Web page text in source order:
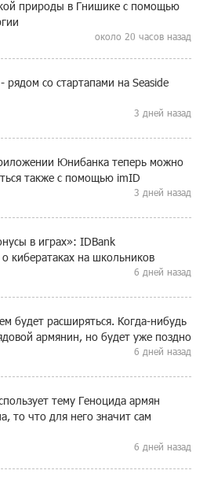
природы в Гнишике с помощью
около 20 часов назад
рядом со стартапами на Seaside
3 дней назад
Юнибанка теперь можно
также с помощью imID
3 дней назад
в играх»: IDBank
кибератаках на школьников
6 дней назад
будет расширяться. Когда-нибудь
армянин, но будет уже поздно
6 дней назад
тему Геноцида армян
то что для него значит сам
6 дней назад